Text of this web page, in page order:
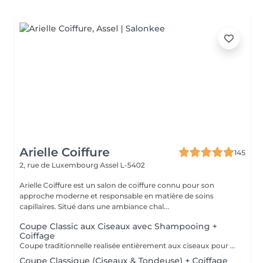
Arielle Coiffure
145
2, rue de Luxembourg Assel L-5402
Arielle Coiffure est un salon de coiffure connu pour son
approche moderne et responsable en matière de soins
capillaires. Situé dans une ambiance chal...
Coupe Classic aux Ciseaux avec Shampooing +
Coiffage
Coupe traditionnelle realisée entièrement aux ciseaux pour une finition douce, naturelle et un travail de precision.
Coupe Classique (Ciseaux & Tondeuse) + Coiffage